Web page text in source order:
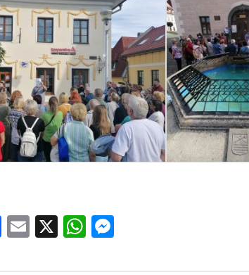
Facebook
Email
X WhatsApp
Messenger